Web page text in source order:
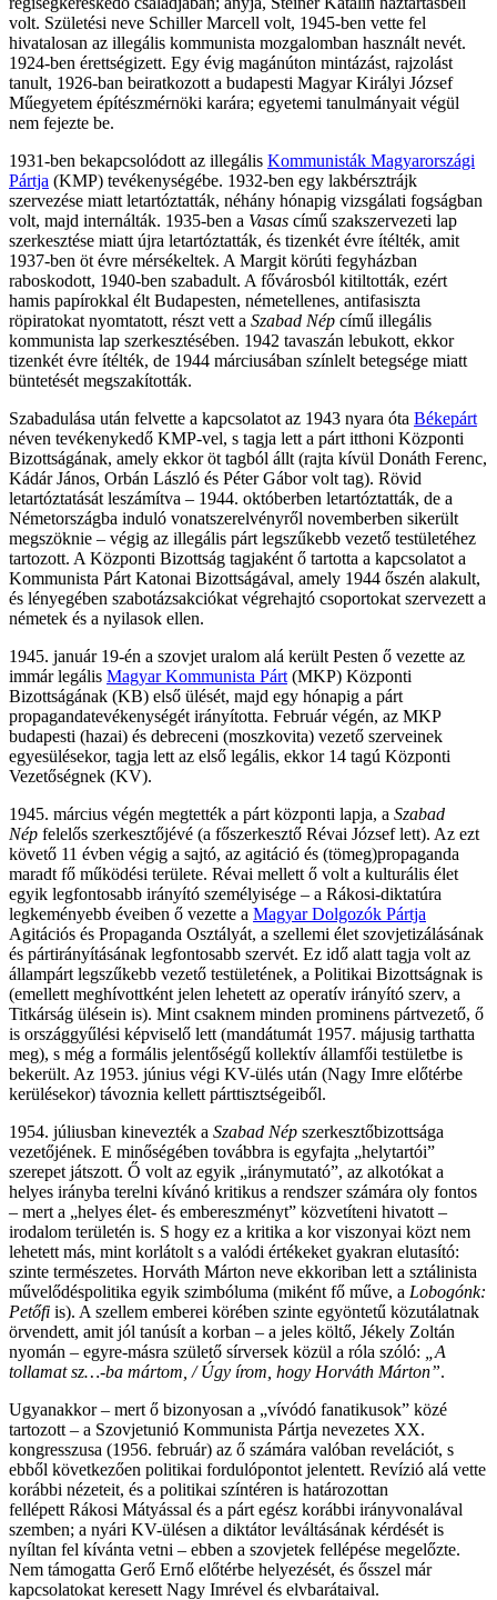
volt. Születési neve Schiller Marcell volt, 1945-ben vette fel
hivatalosan az illegális kommunista mozgalomban használt nevét.
1924-ben érettségizett. Egy évig magánúton mintázást, rajzolást
tanult, 1926-ban beiratkozott a budapesti Magyar Királyi József
Műegyetem építészmérnöki karára; egyetemi tanulmányait végül
nem fejezte be.
1931-ben bekapcsolódott az illegális Kommunisták Magyarországi
Pártja (KMP) tevékenységébe. 1932-ben egy lakbérsztrájk
szervezése miatt letartóztatták, néhány hónapig vizsgálati fogságban
volt, majd internálták. 1935-ben a Vasas című szakszervezeti lap
szerkesztése miatt újra letartóztatták, és tizenkét évre ítélték, amit
1937-ben öt évre mérsékeltek. A Margit körúti fegyházban
raboskodott, 1940-ben szabadult. A fővárosból kitiltották, ezért
hamis papírokkal élt Budapesten, németellenes, antifasiszta
röpiratokat nyomtatott, részt vett a Szabad Nép című illegális
kommunista lap szerkesztésében. 1942 tavaszán lebukott, ekkor
tizenkét évre ítélték, de 1944 márciusában színlelt betegsége miatt
büntetését megszakították.
Szabadulása után felvette a kapcsolatot az 1943 nyara óta Békepárt
néven tevékenykedő KMP-vel, s tagja lett a párt itthoni Központi
Bizottságának, amely ekkor öt tagból állt (rajta kívül Donáth Ferenc,
Kádár János, Orbán László és Péter Gábor volt tag). Rövid
letartóztatását leszámítva – 1944. októberben letartóztatták, de a
Németországba induló vonatszerelvényről novemberben sikerült
megszöknie – végig az illegális párt legszűkebb vezető testületéhez
tartozott. A Központi Bizottság tagjaként ő tartotta a kapcsolatot a
Kommunista Párt Katonai Bizottságával, amely 1944 őszén alakult,
és lényegében szabotázsakciókat végrehajtó csoportokat szervezett a
németek és a nyilasok ellen.
1945. január 19-én a szovjet uralom alá került Pesten ő vezette az
immár legális Magyar Kommunista Párt (MKP) Központi
Bizottságának (KB) első ülését, majd egy hónapig a párt
propagandatevékenységét irányította. Február végén, az MKP
budapesti (hazai) és debreceni (moszkovita) vezető szerveinek
egyesülésekor, tagja lett az első legális, ekkor 14 tagú Központi
Vezetőségnek (KV).
1945. március végén megtették a párt központi lapja, a Szabad
Nép felelős szerkesztőjévé (a főszerkesztő Révai József lett). Az ezt
követő 11 évben végig a sajtó, az agitáció és (tömeg)propaganda
maradt fő működési területe. Révai mellett ő volt a kulturális élet
egyik legfontosabb irányító személyisége – a Rákosi-diktatúra
legkeményebb éveiben ő vezette a Magyar Dolgozók Pártja
Agitációs és Propaganda Osztályát, a szellemi élet szovjetizálásának
és pártirányításának legfontosabb szervét. Ez idő alatt tagja volt az
állampárt legszűkebb vezető testületének, a Politikai Bizottságnak is
(emellett meghívottként jelen lehetett az operatív irányító szerv, a
Titkárság ülésein is). Mint csaknem minden prominens pártvezető, ő
is országgyűlési képviselő lett (mandátumát 1957. májusig tarthatta
meg), s még a formális jelentőségű kollektív államfői testületbe is
bekerült. Az 1953. június végi KV-ülés után (Nagy Imre előtérbe
kerülésekor) távoznia kellett párttisztségeiből.
1954. júliusban kinevezték a Szabad Nép szerkesztőbizottsága
vezetőjének. E minőségében továbbra is egyfajta „helytartói”
szerepet játszott. Ő volt az egyik „iránymutató”, az alkotókat a
helyes irányba terelni kívánó kritikus a rendszer számára oly fontos
– mert a „helyes élet- és embereszményt” közvetíteni hivatott –
irodalom területén is. S hogy ez a kritika a kor viszonyai közt nem
lehetett más, mint korlátolt s a valódi értékeket gyakran elutasító:
szinte természetes. Horváth Márton neve ekkoriban lett a sztálinista
művelődéspolitika egyik szimbóluma (miként fő műve, a Lobogónk:
Petőfi is). A szellem emberei körében szinte egyöntetű közutálatnak
örvendett, amit jól tanúsít a korban – a jeles költő, Jékely Zoltán
nyomán – egyre-másra születő sírversek közül a róla szóló:
„A
tollamat sz…-ba mártom, / Úgy írom, hogy Horváth Márton”.
Ugyanakkor – mert ő bizonyosan a „vívódó fanatikusok” közé
tartozott – a Szovjetunió Kommunista Pártja nevezetes XX.
kongresszusa (1956. február) az ő számára valóban revelációt, s
ebből következően politikai fordulópontot jelentett. Revízió alá vette
korábbi nézeteit, és a politikai színtéren is határozottan
fellépett Rákosi Mátyással és a párt egész korábbi irányvonalával
szemben; a nyári KV-ülésen a diktátor leváltásának kérdését is
nyíltan fel kívánta vetni – ebben a szovjetek fellépése megelőzte.
Nem támogatta Gerő Ernő előtérbe helyezését, és ősszel már
kapcsolatokat keresett Nagy Imrével és elvbarátaival.